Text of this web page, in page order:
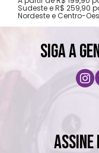
Sudeste e R$ 259,90
Nordeste e Centro-
SIGA A
ASSINE